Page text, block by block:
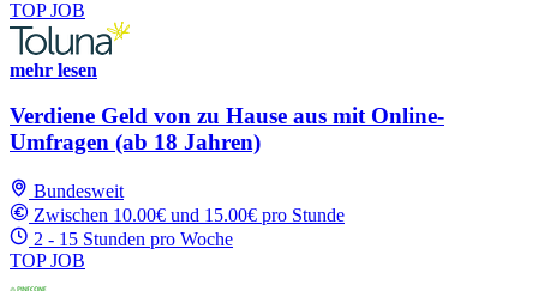
TOP JOB
mehr lesen
Verdiene Geld von zu Hause aus mit Online-
Umfragen (ab 18 Jahren)
Bundesweit
Zwischen 10.00€ und 15.00€ pro Stunde
2 - 15 Stunden pro Woche
TOP JOB